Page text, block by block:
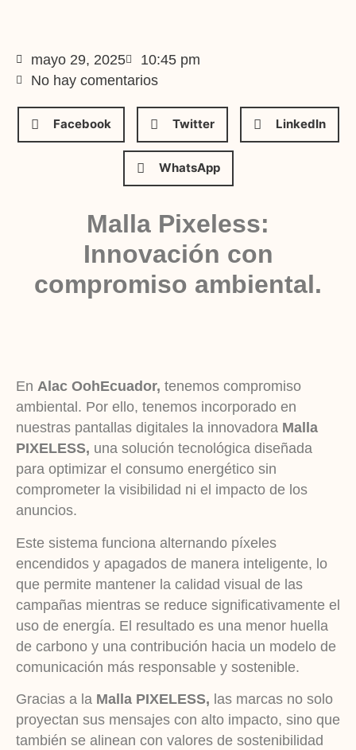
mayo 29, 2025
10:45 pm
No hay comentarios
Facebook Twitter LinkedIn
WhatsApp
Malla Pixeless:
Innovación con
compromiso ambiental.
En Alac OohEcuador, tenemos compromiso
ambiental. Por ello, tenemos incorporado en
nuestras pantallas digitales la innovadora Malla
PIXELESS, una solución tecnológica diseñada
para optimizar el consumo energético sin
comprometer la visibilidad ni el impacto de los
anuncios.
Este sistema funciona alternando píxeles
encendidos y apagados de manera inteligente, lo
que permite mantener la calidad visual de las
campañas mientras se reduce significativamente el
uso de energía. El resultado es una menor huella
de carbono y una contribución hacia un modelo de
comunicación más responsable y sostenible.
Gracias a la Malla PIXELESS, las marcas no solo
proyectan sus mensajes con alto impacto, sino que
también se alinean con valores de sostenibilidad